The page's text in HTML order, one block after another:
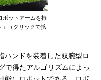
ボットアームを持
」（クリックで拡
ンドを装着した双腕型ロ
で得たアルゴリズムによっ